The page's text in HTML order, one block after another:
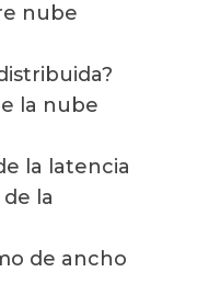
nube
la nube
la latencia
la
de ancho